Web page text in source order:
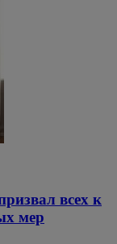
всех к
мер